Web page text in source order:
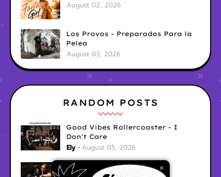
×
August 02, 2026
Los Provos - Preparados Para la
Pelea
August 03, 2026
RANDOM POSTS
Good Vibes Rollercoaster - I
Don't Care
Ely August 05, 2026
Hyperwulf - FaceTime